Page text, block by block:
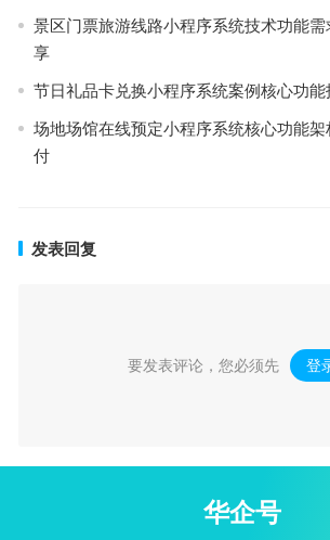
景区门票旅游线路小程序系统技术功能
享
节日礼品卡兑换小程序系统案例核心功
场地场馆在线预定小程序系统核心功能
付
发表回复
要发表评论，您必须先 登
华企号